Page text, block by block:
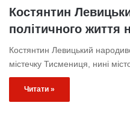
Костянтин
політичного життя
Костянтин Левицький
містечку Тисмениця, нині
Читати »